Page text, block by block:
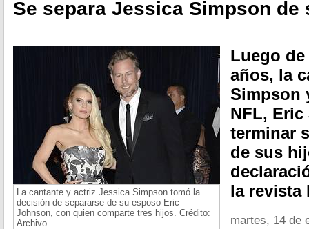
Se separa Jessica Simpson de
La cantante y actriz Jessica Simpson tomó la
decisión de separarse de su esposo Eric
Johnson, con quien comparte tres hijos. Crédito:
Archivo
Luego
años, la
Simpson
NFL,
terminar
de sus
la revista
martes, 14 de